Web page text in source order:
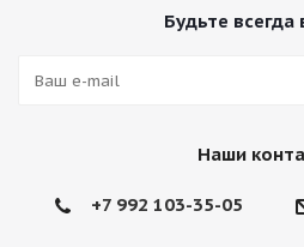
Будьте всегда
Наши
+7 992 103-35-05